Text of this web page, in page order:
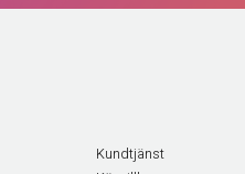
Kundtjänst